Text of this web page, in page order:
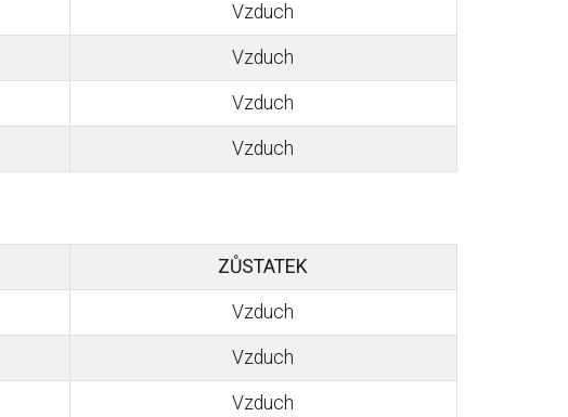
Vzduch
Vzduch
Vzduch
Vzduch
ZŮSTATEK
Vzduch
Vzduch
Vzduch